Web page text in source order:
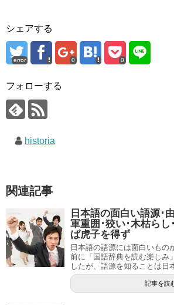
シェアする
error 0 0
フォローする
historia
関連記事
日本語の面白い語源･
軍重囲･狡い･木枯ら
ば虎子を得ず
日本語の語源には面白いもの
前に「国語辞典を読む楽しみ
したが、語源を知ることは日
記事を読